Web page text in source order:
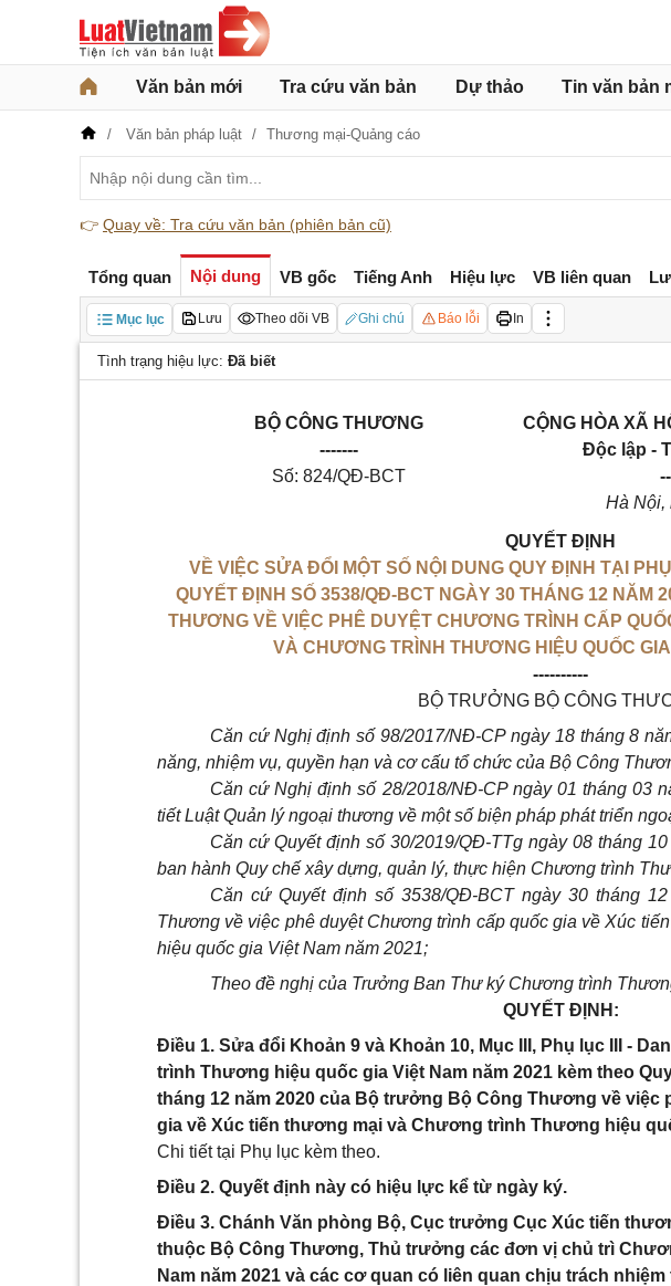
Văn bản mới Tra cứu văn bản Dự thảo Tin văn bản
Văn bản pháp luật Thương mại-Quảng cáo
👉 Quay về: Tra cứu văn bản (phiên bản cũ)
Tổng quan Nội dung VB gốc Tiếng Anh Hiệu lực VB liên quan
Mục lục Lưu Theo dõi VB Ghi chú Báo lỗi In
Tình trạng hiệu lực: Đã biết
BỘ CÔNG THƯƠNG
-------
Số: 824/QĐ-BCT
CỘNG HÒA XÃ
Độc lập -
Hà Nội,
QUYẾT ĐỊNH
VỀ VIỆC SỬA ĐỔI MỘT SỐ NỘI DUNG QUY ĐỊNH TẠI
QUYẾT ĐỊNH SỐ 3538/QĐ-BCT NGÀY 30 THÁNG 12 NĂM
THƯƠNG VỀ VIỆC PHÊ DUYỆT CHƯƠNG TRÌNH CẤP
VÀ CHƯƠNG TRÌNH THƯƠNG HIỆU QUỐC
----------
BỘ TRƯỞNG BỘ CÔNG
Căn cứ Nghị định số 98/2017/NĐ-CP ngày 18 tháng 8
năng, nhiệm vụ, quyền hạn và cơ cấu tổ chức của Bộ Công
Căn cứ Nghị định số 28/2018/NĐ-CP ngày 01 tháng 03
tiết Luật Quản lý ngoại thương về một số biện pháp phát triển
Căn cứ Quyết định số 30/2019/QĐ-TTg ngày 08 tháng
ban hành Quy chế xây dựng, quản lý, thực hiện Chương trình
Căn cứ Quyết định số 3538/QĐ-BCT ngày 30 tháng
Thương về việc phê duyệt Chương trình cấp quốc gia về Xúc tiến
hiệu quốc gia Việt Nam năm 2021;
Theo đề nghị của Trưởng Ban Thư ký Chương trình
QUYẾT ĐỊNH:
Điều 1. Sửa đổi Khoản 9 và Khoản 10, Mục III, Phụ lục III -
trình Thương hiệu quốc gia Việt Nam năm 2021 kèm theo
tháng 12 năm 2020 của Bộ trưởng Bộ Công Thương về
gia về Xúc tiến thương mại và Chương trình Thương hiệu
Chi tiết tại Phụ lục kèm theo.
Điều 2. Quyết định này có hiệu lực kể từ ngày ký.
Điều 3. Chánh Văn phòng Bộ, Cục trưởng Cục Xúc tiến
thuộc Bộ Công Thương, Thủ trưởng các đơn vị chủ trì
Nam năm 2021 và các cơ quan có liên quan chịu trách